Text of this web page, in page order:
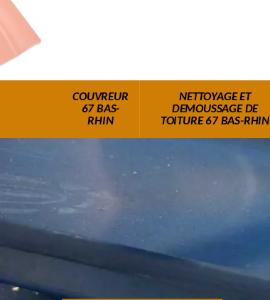
COUVREUR
67 BAS-
RHIN
NETTOYAGE ET
DEMOUSSAGE DE
TOITURE 67 BAS-RHIN